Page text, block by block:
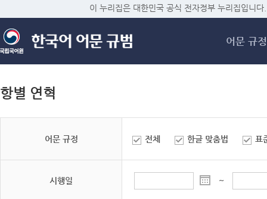
메
이 누리집은 대한민국 공식 전자정부 누리집입니다.
어문 규정
항별 연혁
어문 규정 전체 한글 맞춤법 표
시행일 ~